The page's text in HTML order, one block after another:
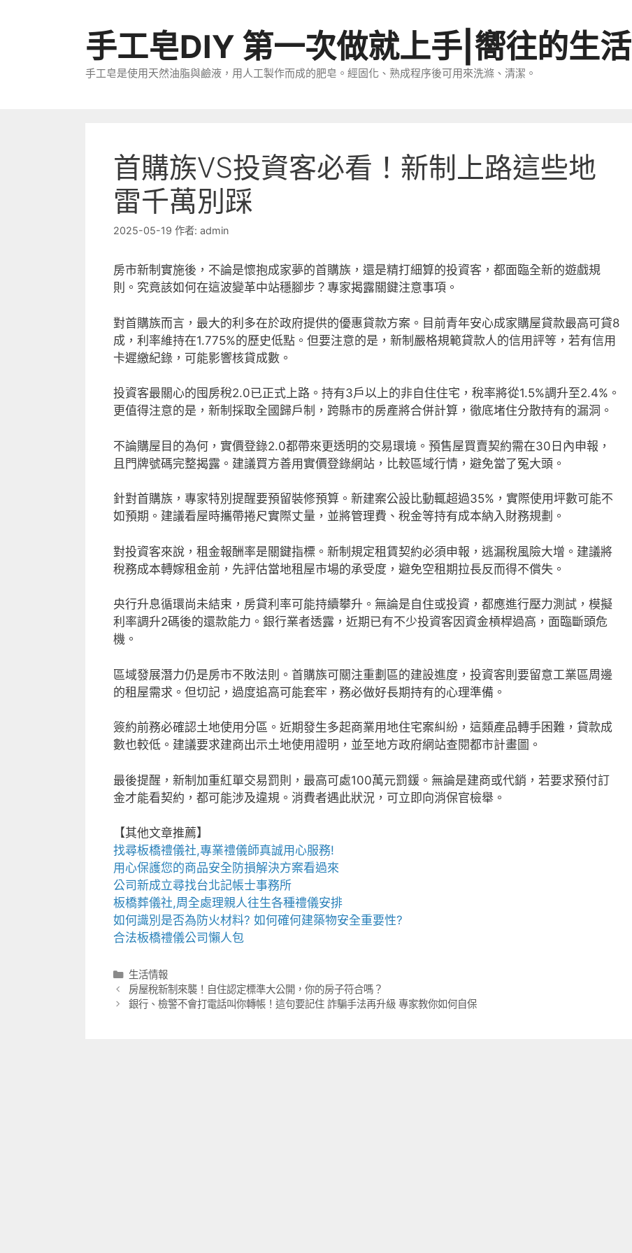
手工皂DIY 第一次做就上手|嚮往的生活
手工皂是使用天然油脂與鹼液，用人工製作而成的肥皂。經固化、熟成程序後可用來洗滌、清潔。
首購族VS投資客必看！新制上路這些地
雷千萬別踩
2025-05-19 作者: admin
房市新制實施後，不論是懷抱成家夢的首購族，還是精打細算的投資客，都面臨全新的遊戲規
則。究竟該如何在這波變革中站穩腳步？專家揭露關鍵注意事項。
對首購族而言，最大的利多在於政府提供的優惠貸款方案。目前青年安心成家購屋貸款最高可貸8
成，利率維持在1.775%的歷史低點。但要注意的是，新制嚴格規範貸款人的信用評等，若有信用
卡遲繳紀錄，可能影響核貸成數。
投資客最關心的囤房稅2.0已正式上路。持有3戶以上的非自住住宅，稅率將從1.5%調升至2.4%。
更值得注意的是，新制採取全國歸戶制，跨縣市的房產將合併計算，徹底堵住分散持有的漏洞。
不論購屋目的為何，實價登錄2.0都帶來更透明的交易環境。預售屋買賣契約需在30日內申報，
且門牌號碼完整揭露。建議買方善用實價登錄網站，比較區域行情，避免當了冤大頭。
針對首購族，專家特別提醒要預留裝修預算。新建案公設比動輒超過35%，實際使用坪數可能不
如預期。建議看屋時攜帶捲尺實際丈量，並將管理費、稅金等持有成本納入財務規劃。
對投資客來說，租金報酬率是關鍵指標。新制規定租賃契約必須申報，逃漏稅風險大增。建議將
稅務成本轉嫁租金前，先評估當地租屋市場的承受度，避免空租期拉長反而得不償失。
央行升息循環尚未結束，房貸利率可能持續攀升。無論是自住或投資，都應進行壓力測試，模擬
利率調升2碼後的還款能力。銀行業者透露，近期已有不少投資客因資金槓桿過高，面臨斷頭危
機。
區域發展潛力仍是房市不敗法則。首購族可關注重劃區的建設進度，投資客則要留意工業區周邊
的租屋需求。但切記，過度追高可能套牢，務必做好長期持有的心理準備。
簽約前務必確認土地使用分區。近期發生多起商業用地住宅案糾紛，這類產品轉手困難，貸款成
數也較低。建議要求建商出示土地使用證明，並至地方政府網站查閱都市計畫圖。
最後提醒，新制加重紅單交易罰則，最高可處100萬元罰鍰。無論是建商或代銷，若要求預付訂
金才能看契約，都可能涉及違規。消費者遇此狀況，可立即向消保官檢舉。
【其他文章推薦】
找尋板橋禮儀社,專業禮儀師真誠用心服務!
用心保護您的商品安全 防損解決方案看過來
公司新成立尋找台北記帳士事務所
板橋葬儀社,周全處理親人往生各種禮儀安排
如何識別是否為 防火材料? 如何確何建築物安全重要性?
合法板橋禮儀公司懶人包
分
類
生活情報
房屋稅新制來襲！自住認定標準大公開，你的房子符合嗎？
銀行、檢警不會打電話叫你轉帳！這句要記住 詐騙手法再升級 專家教你如何自保